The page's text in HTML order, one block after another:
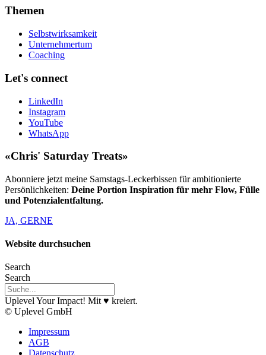
Themen
Selbstwirksamkeit
Unternehmertum
Coaching
Let's connect
LinkedIn
Instagram
YouTube
WhatsApp
«Chris' Saturday Treats»
Abonniere jetzt meine Samstags-Leckerbissen für ambitionierte
Persönlichkeiten: Deine Portion Inspiration für mehr Flow, Fülle
und Potenzialentfaltung.
JA, GERNE
Website durchsuchen
Search
Search
Uplevel Your Impact! Mit ♥️ kreiert.
© Uplevel GmbH
Impressum
AGB